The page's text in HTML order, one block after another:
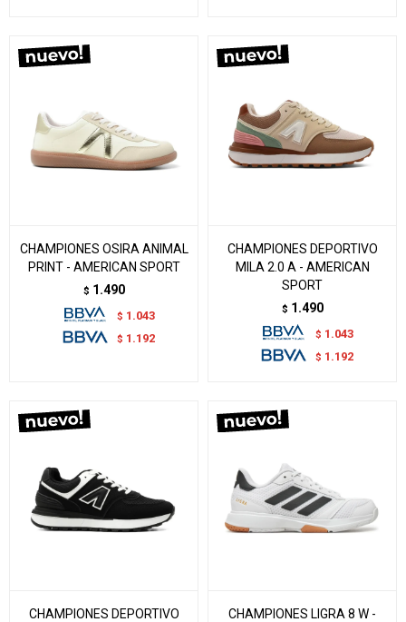
CHAMPIONES OSIRA ANIMAL
PRINT - AMERICAN SPORT
$ 1.490
$ 1.043
$ 1.192
CHAMPIONES DEPORTIVO
MILA 2.0 A - AMERICAN
SPORT
$ 1.490
$ 1.043
$ 1.192
CHAMPIONES DEPORTIVO
CHAMPIONES LIGRA 8 W -